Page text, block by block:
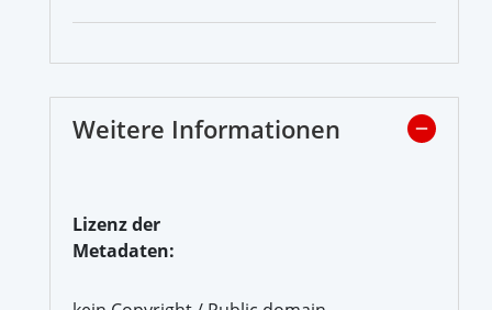
Weitere Informationen
Lizenz der
Metadaten: